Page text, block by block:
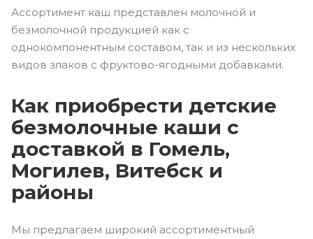
Ассортимент каш представлен молочной и
безмолочной продукцией как с
однокомпонентным составом, так и из нескольких
видов злаков с фруктово-ягодными добавками.
Как приобрести детские
безмолочные каши с
доставкой в Гомель,
Могилев, Витебск и
районы
Мы предлагаем широкий ассортиментный